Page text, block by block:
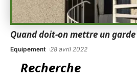
Quand doit-on mettre un garde
Equipement 28 avril 2022
Recherche